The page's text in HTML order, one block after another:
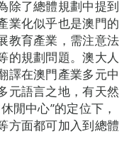
除了總體規劃中提到
業化似乎也是澳門的
教育產業，需注意法
的規劃問題。澳大人
譯在澳門產業多元中
元語言之地，有天然
閒中心”的定位下，
方面都可加入到總體